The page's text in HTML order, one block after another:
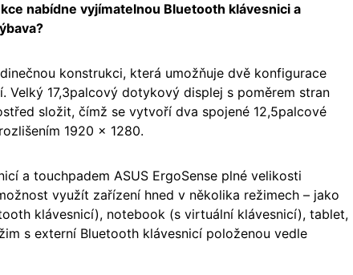
nabídne vyjímatelnou Bluetooth klávesnici a
konstrukci, která umožňuje dvě konfigurace
Velký 17,3palcový dotykový displej s poměrem stran
složit, čímž se vytvoří dva spojené 12,5palcové
1920 × 1280.
a touchpadem ASUS ErgoSense plné velikosti
využít zařízení hned v několika režimech – jako
klávesnicí), notebook (s virtuální klávesnicí), tablet,
s externí Bluetooth klávesnicí položenou vedle